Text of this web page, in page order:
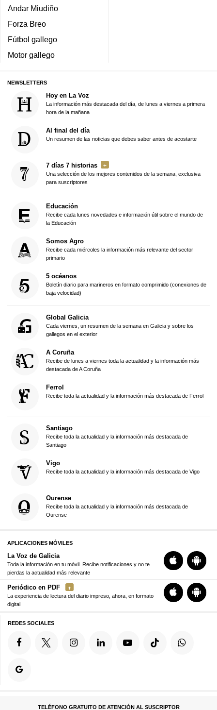
Andar Miudiño
Forza Breo
Fútbol gallego
Motor gallego
NEWSLETTERS
Hoy en La Voz
La información más destacada del día, de lunes a viernes a primera
hora de la mañana
Al final del día
Un resumen de las noticias que debes saber antes de acostarte
7 días 7 historias
Una selección de los mejores contenidos de la semana, exclusiva
para suscriptores
Educación
Recibe cada lunes novedades e información útil sobre el mundo de
la Educación
Somos Agro
Recibe cada miércoles la información más relevante del sector
primario
5 océanos
Boletín diario para marineros en formato comprimido (conexiones de
baja velocidad)
Global Galicia
Cada viernes, un resumen de la semana en Galicia y sobre los
gallegos en el exterior
A Coruña
Recibe de lunes a viernes toda la actualidad y la información más
destacada de A Coruña
Ferrol
Recibe toda la actualidad y la información más destacada de Ferrol
Santiago
Recibe toda la actualidad y la información más destacada de
Santiago
Vigo
Recibe toda la actualidad y la información más destacada de Vigo
Ourense
Recibe toda la actualidad y la información más destacada de
Ourense
APLICACIONES MÓVILES
La Voz de Galicia
Toda la información en tu móvil. Recibe notificaciones y no te
pierdas la actualidad más relevante
Periódico en PDF
La experiencia de lectura del diario impreso, ahora, en formato
digital
REDES SOCIALES
TELÉFONO GRATUITO DE ATENCIÓN AL SUSCRIPTOR